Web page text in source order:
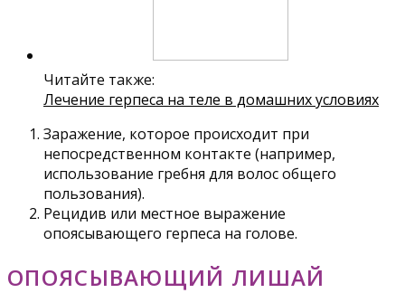
Читайте также:
Лечение герпеса на теле в домашних условиях
Заражение, которое происходит при
непосредственном контакте (например,
использование гребня для волос общего
пользования).
Рецидив или местное выражение
опоясывающего герпеса на голове.
ОПОЯСЫВАЮЩИЙ ЛИШАЙ